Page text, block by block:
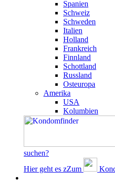
Spanien
Schweiz
Schweden
Italien
Holland
Frankreich
Finnland
Schottland
Russland
Osteuropa
Amerika
USA
Kolumbien
suchen?
Hier geht es zZum